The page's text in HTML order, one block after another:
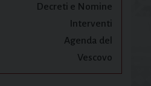
Decreti e Nomine
Interventi
Agenda del
Vescovo